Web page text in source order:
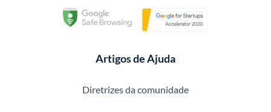
Artigos de Ajuda
Diretrizes da comunidade